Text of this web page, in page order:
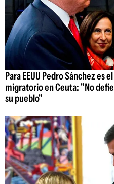
Para EEUU Pedro Sánchez es
migratorio en Ceuta: "No
su pueblo"